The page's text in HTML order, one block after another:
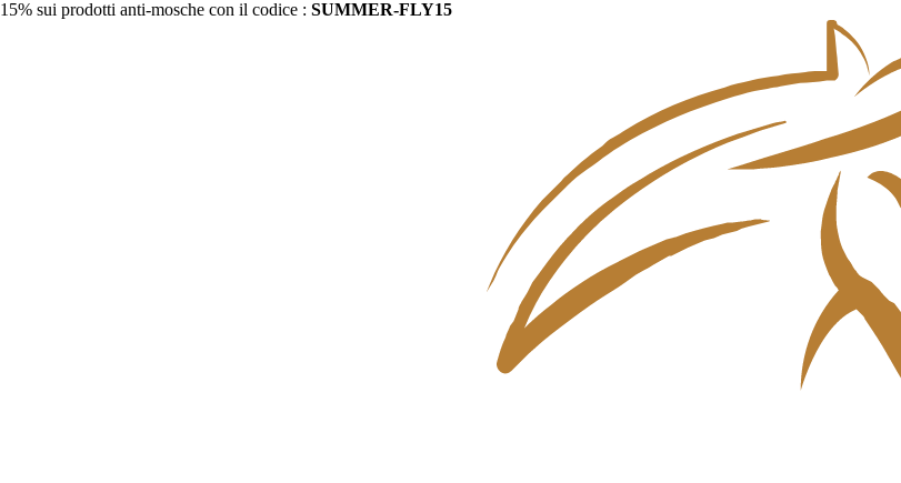
15% sui prodotti anti-mosche con il codice : SUMMER-FLY15